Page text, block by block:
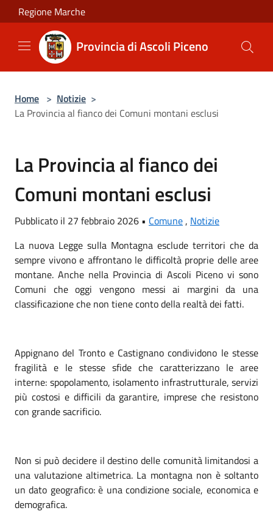
Salta al contenuto principale
Regione Marche
Provincia di Ascoli Piceno
Home > Notizie >
La Provincia al fianco dei Comuni montani esclusi
La Provincia al fianco dei
Comuni montani esclusi
Pubblicato il 27 febbraio 2026 • Comune, Notizie
La nuova Legge sulla Montagna esclude territori che da
sempre vivono e affrontano le difficoltà proprie delle aree
montane. Anche nella Provincia di Ascoli Piceno vi sono
Comuni che oggi vengono messi ai margini da una
classificazione che non tiene conto della realtà dei fatti.
Appignano del Tronto e Castignano condividono le stesse
fragilità e le stesse sfide che caratterizzano le aree
interne: spopolamento, isolamento infrastrutturale, servizi
più costosi e difficili da garantire, imprese che resistono
con grande sacrificio.
Non si può decidere il destino delle comunità limitandosi a
una valutazione altimetrica. La montagna non è soltanto
un dato geografico: è una condizione sociale, economica e
demografica.